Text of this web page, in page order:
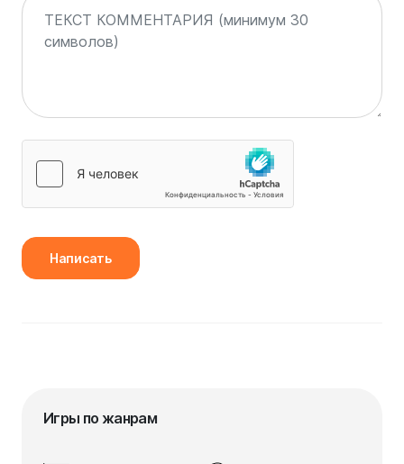
Написать
Игры по жанрам